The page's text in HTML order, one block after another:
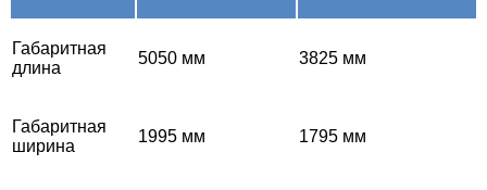
Габаритная
длина
5050 мм 3825 мм
Габаритная
ширина
1995 мм 1795 мм